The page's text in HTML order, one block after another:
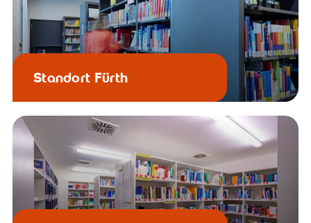
Standort Fürth